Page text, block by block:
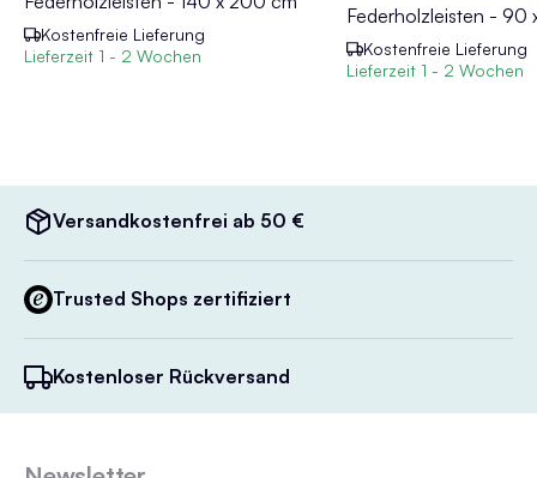
Kostenfreie Lieferung
Lieferzeit 1 - 2 Wochen
Federholzleisten - 90
Kostenfreie Lieferung
Lieferzeit 1 - 2 Wochen
Versandkostenfrei ab 50 €
Trusted Shops zertifiziert
Kostenloser Rückversand